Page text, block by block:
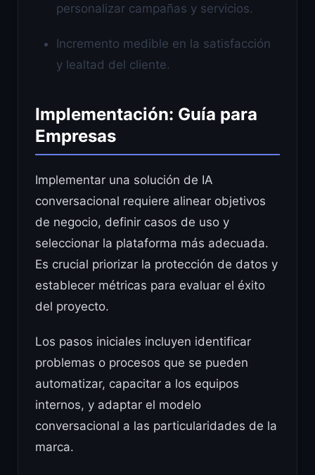
personalizar campañas y servicios.
Incremento medible en la satisfacción
y lealtad del cliente.
Implementación: Guía para
Empresas
Implementar una solución de IA
conversacional requiere alinear objetivos
de negocio, definir casos de uso y
seleccionar la plataforma más adecuada.
Es crucial priorizar la protección de datos y
establecer métricas para evaluar el éxito
del proyecto.
Los pasos iniciales incluyen identificar
problemas o procesos que se pueden
automatizar, capacitar a los equipos
internos, y adaptar el modelo
conversacional a las particularidades de la
marca.